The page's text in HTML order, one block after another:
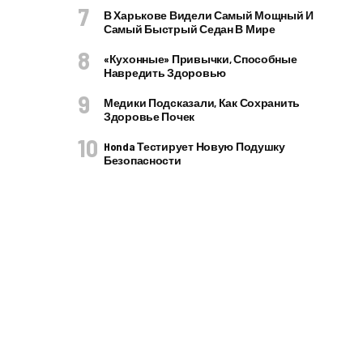
В Харькове Видели Самый Мощный И
Самый Быстрый Седан В Мире
«Кухонные» Привычки, Способные
Навредить Здоровью
Медики Подсказали, Как Сохранить
Здоровье Почек
Honda Тестирует Новую Подушку
Безопасности